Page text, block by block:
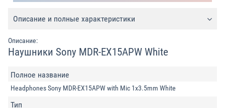
Описание и полные характеристики
Описание:
Наушники Sony MDR-EX15APW White
Полное название
Headphones Sony MDR-EX15APW with Mic 1x3.5mm White
Тип